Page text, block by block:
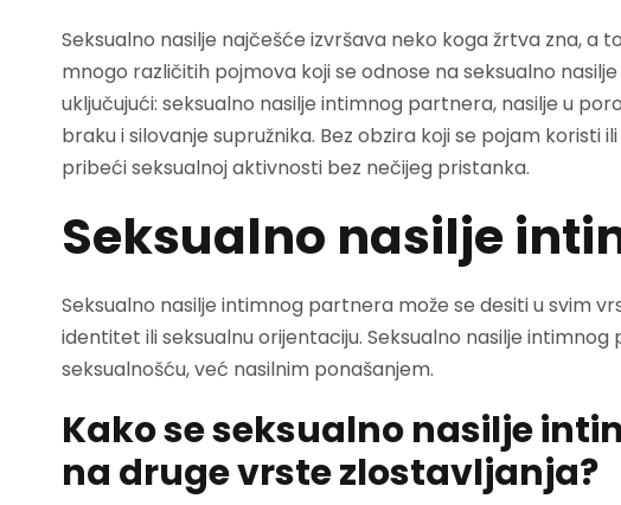
Seksualno nasilje najčešće izvršava neko koga žrtva zna, a
mnogo različitih pojmova koji se odnose na seksualno
uključujući: seksualno nasilje intimnog partnera, nasilje u
braku i silovanje supružnika. Bez obzira koji se pojam koristi
pribeći seksualnoj aktivnosti bez nečijeg pristanka.
Seksualno nasilje
Seksualno nasilje intimnog partnera može se desiti u svim
identitet ili seksualnu orijentaciju. Seksualno nasilje
seksualnošću, već nasilnim ponašanjem.
Kako se seksualno nasilje
na druge vrste zlostavljanja?